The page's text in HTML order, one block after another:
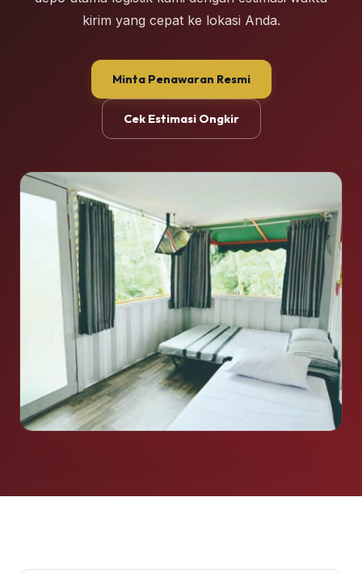
kirim yang cepat ke lokasi Anda.
Minta Penawaran Resmi
Cek Estimasi Ongkir